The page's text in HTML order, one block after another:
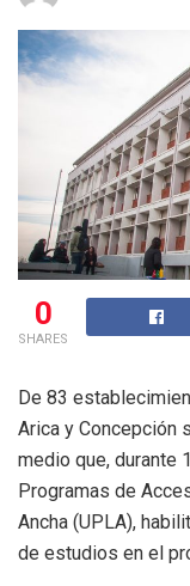
0
SHARES
De 83
Arica y Concepción
medio que, durante
Programas de
Ancha (UPLA),
de estudios en el